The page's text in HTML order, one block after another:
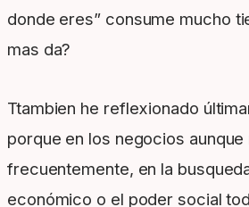
donde eres” consume mucho
mas da?
Ttambien he reflexionado
porque en los negocios aunque
frecuentemente, en la
económico o el poder social